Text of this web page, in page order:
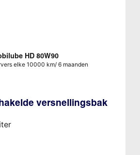
HD 80W90
elke 10000 km/ 6 maanden
versnellingsbak